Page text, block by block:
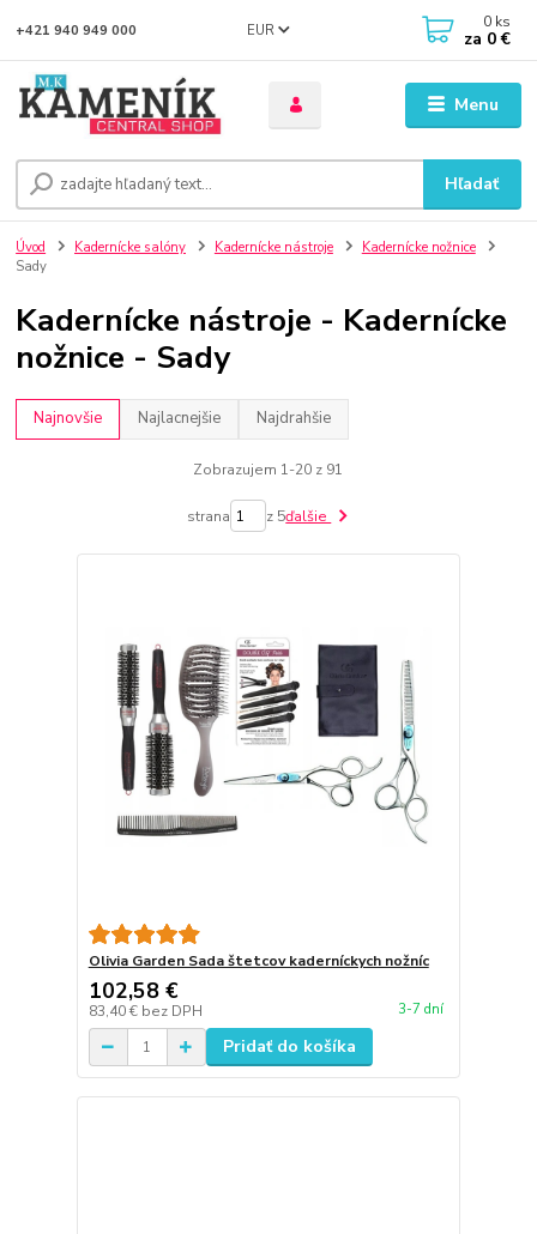
Menu
EUR
Hľadať
+421 940 949 000 0 ks
za 0 €
Úvod Kadernícke salóny Kadernícke nástroje
Kadernícke nožnice
Sady
Kadernícke nástroje - Kadernícke
nožnice - Sady
Najnovšie Najlacnejšie Najdrahšie
Zobrazujem 1-20 z 91
strana z 5ďalšie
Olivia Garden Sada štetcov kaderníckych nožníc
102,58 €
83,40 € bez DPH 3-7 dní
Pridať do košíka